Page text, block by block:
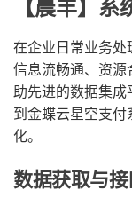
【晨丰】
在企业日常业务
信息流畅通、资
助先进的数据集
到金蝶云星空支
化。
数据获取与接